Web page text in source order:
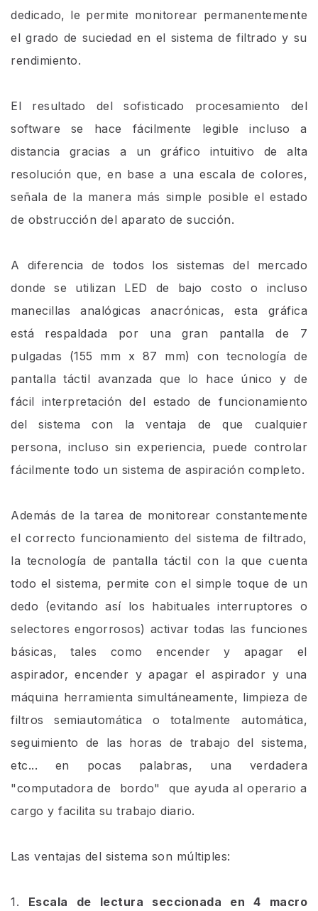
dedicado, le permite monitorear permanentemente
el grado de suciedad en el sistema de filtrado y su
rendimiento.
El resultado del sofisticado procesamiento del
software se hace fácilmente legible incluso a
distancia gracias a un gráfico intuitivo de alta
resolución que, en base a una escala de colores,
señala de la manera más simple posible el estado
de obstrucción del aparato de succión.
A diferencia de todos los sistemas del mercado
donde se utilizan LED de bajo costo o incluso
manecillas analógicas anacrónicas, esta gráfica
está respaldada por una gran pantalla de 7
pulgadas (155 mm x 87 mm) con tecnología de
pantalla táctil avanzada que lo hace único y de
fácil interpretación del estado de funcionamiento
del sistema con la ventaja de que cualquier
persona, incluso sin experiencia, puede controlar
fácilmente todo un sistema de aspiración completo.
Además de la tarea de monitorear constantemente
el correcto funcionamiento del sistema de filtrado,
la tecnología de pantalla táctil con la que cuenta
todo el sistema, permite con el simple toque de un
dedo (evitando así los habituales interruptores o
selectores engorrosos) activar todas las funciones
básicas, tales como encender y apagar el
aspirador, encender y apagar el aspirador y una
máquina herramienta simultáneamente, limpieza de
filtros semiautomática o totalmente automática,
seguimiento de las horas de trabajo del sistema,
etc... en pocas palabras, una verdadera
"computadora de bordo" que ayuda al operario a
cargo y facilita su trabajo diario.
Las ventajas del sistema son múltiples:
1. Escala de lectura seccionada en 4 macro